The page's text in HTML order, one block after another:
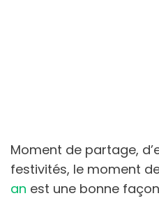
Moment de partage,
festivités, le moment
an est une bonne